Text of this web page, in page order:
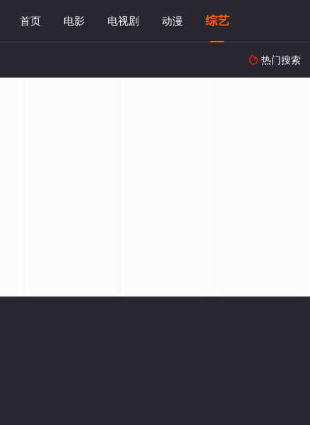
首页 电影 电视剧 动漫 综艺
 热门搜索